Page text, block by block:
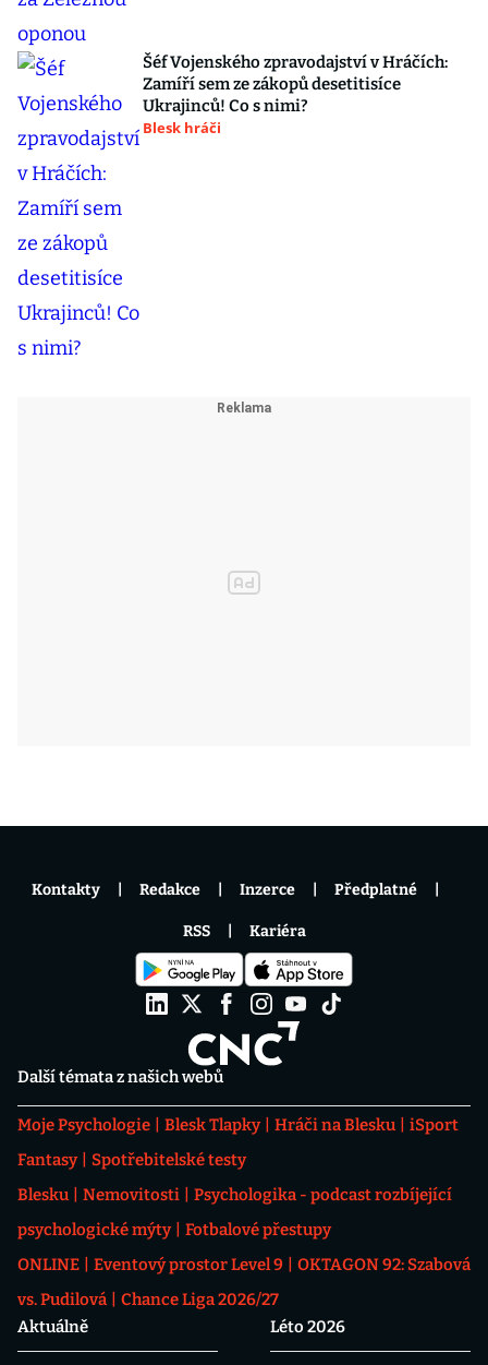
Šéf Vojenského zpravodajství v Hráčích:
Zamíří sem ze zákopů desetitisíce
Ukrajinců! Co s nimi?
Blesk hráči
Další témata z našich webů
Moje Psychologie Blesk Tlapky Hráči na Blesku
iSport
Fantasy
Spotřebitelské testy
Blesku
Nemovitosti
Psychologika - podcast rozbíjející
psychologické mýty
Fotbalové přestupy
ONLINE
Eventový prostor Level 9
OKTAGON 92: Szabová
vs. Pudilová
Chance Liga 2026/27
Aktuálně
Léto 2026
Kontakty Redakce Inzerce Předplatné
RSS Kariéra